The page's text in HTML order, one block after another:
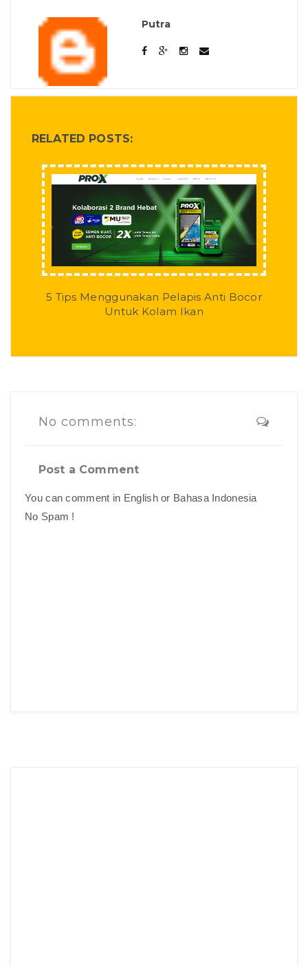
Putra
RELATED POSTS:
5 Tips Menggunakan Pelapis Anti Bocor
Untuk Kolam Ikan
No comments:
Post a Comment
You can comment in English or Bahasa Indonesia
No Spam !